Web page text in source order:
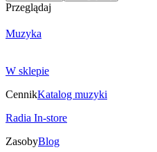
Przeglądaj
Muzyka
W sklepie
CennikKatalog muzyki
Radia In-store
ZasobyBlog